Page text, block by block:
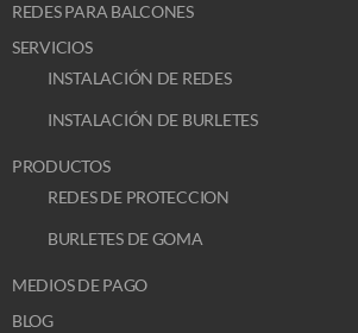
REDES PARA BALCONES
SERVICIOS
INSTALACIÓN DE REDES
INSTALACIÓN DE BURLETES
PRODUCTOS
REDES DE PROTECCION
BURLETES DE GOMA
MEDIOS DE PAGO
BLOG